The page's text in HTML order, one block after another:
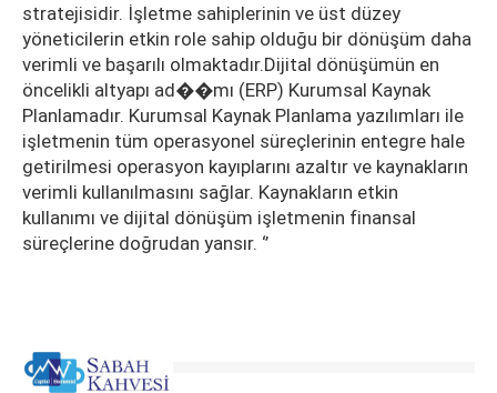
stratejisidir. İşletme sahiplerinin ve üst düzey
yöneticilerin etkin role sahip olduğu bir dönüşüm daha
verimli ve başarılı olmaktadır.Dijital dönüşümün en
öncelikli altyapı ad��mı (ERP) Kurumsal Kaynak
Planlamadır. Kurumsal Kaynak Planlama yazılımları ile
işletmenin tüm operasyonel süreçlerinin entegre hale
getirilmesi operasyon kayıplarını azaltır ve kaynakların
verimli kullanılmasını sağlar. Kaynakların etkin
kullanımı ve dijital dönüşüm işletmenin finansal
süreçlerine doğrudan yansır. ‘’